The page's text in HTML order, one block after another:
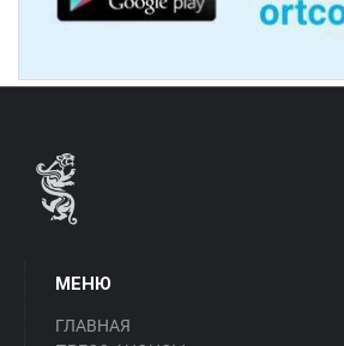
МЕНЮ
ГЛАВНАЯ